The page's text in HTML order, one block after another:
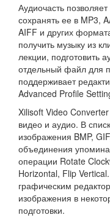
Аудиочасть
сохранять ее в MP3,
AIFF и других
получить музыку из
лекции, подготовить
отдельный файл для
поддерживает
Advanced Profile
Xilisoft Video
видео и аудио. В
изображения BMP,
объединения
операции Rotate
Horizontal, Flip
графическим
изображения в
подготовки.